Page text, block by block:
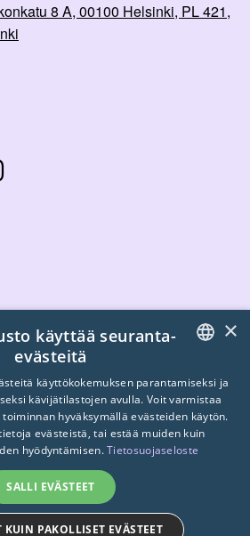
8 A, 00100 Helsinki, PL 421,
periaatteet
FINNISH
SWEDISH
×
käyttää seuranta-
evästeitä
käyttökokemuksen parantamiseksi ja
kävijätilastojen avulla. Voit varmistaa
hyväksymällä evästeiden käytön.
evästeistä, tai estää muiden kuin
hyödyntämisen.Tietosuojaseloste
SALLI EVÄSTEET
KUIN PAKOLLISET EVÄSTEET